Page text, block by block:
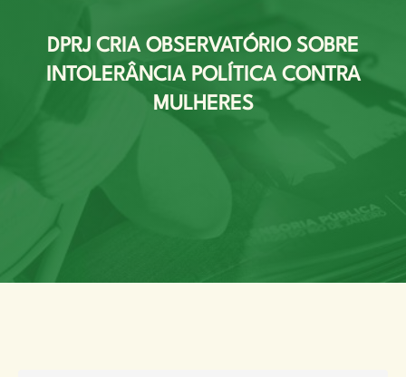
DPRJ CRIA OBSERVATÓRIO SOBRE
INTOLERÂNCIA POLÍTICA CONTRA
MULHERES